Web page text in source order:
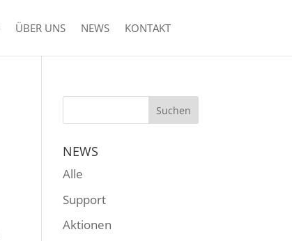
ÜBER UNS NEWS KONTAKT
NEWS
Alle
Support
Aktionen